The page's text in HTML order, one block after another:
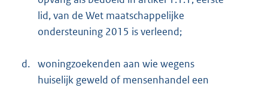
lid, van de Wet maatschappelijke
ondersteuning 2015 is verleend;
d. woningzoekenden aan wie wegens
huiselijk geweld of mensenhandel een